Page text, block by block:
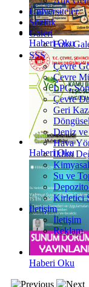
Haberi Oku
Haberi Oku
Haberi Oku
Üniversiteler
Sözlük
Galeri
Foto
SSS
Çevre
Çevre
LPG
Çevre
Geri
Deniz
Hava
İklim
Su ve
Kirletici
İletişim
İletişim
Reklam